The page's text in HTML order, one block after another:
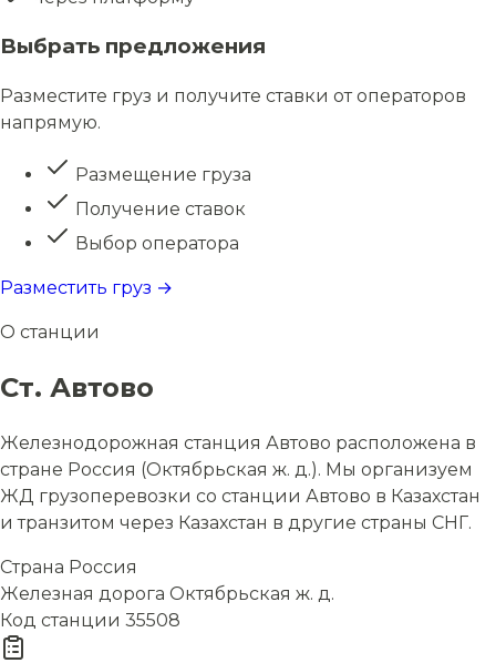
Выбрать предложения
Разместите груз и получите ставки от операторов
напрямую.
Размещение груза
Получение ставок
Выбор оператора
Разместить груз →
О станции
Ст. Автово
Железнодорожная станция Автово расположена в
стране Россия (Октябрьская ж. д.). Мы организуем
ЖД грузоперевозки со станции Автово в Казахстан
и транзитом через Казахстан в другие страны СНГ.
Страна Россия
Железная дорога Октябрьская ж. д.
Код станции 35508